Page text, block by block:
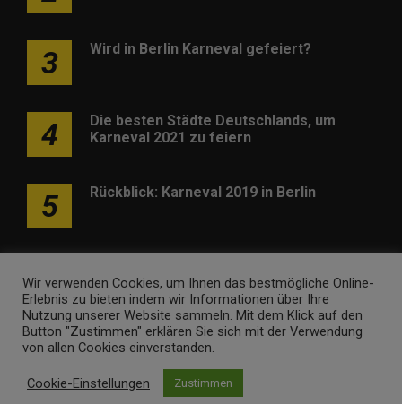
3 Wird in Berlin Karneval gefeiert?
4
Die besten Städte Deutschlands, um
Karneval 2021 zu feiern
5 Rückblick: Karneval 2019 in Berlin
Werben Kontakt Impressum Newsletter
Ventures. Webseitenbetreiber ist
Wir verwenden Cookies, um Ihnen das bestmögliche Online-
Erlebnis zu bieten indem wir Informationen über Ihre
Nutzung unserer Website sammeln. Mit dem Klick auf den
Button "Zustimmen" erklären Sie sich mit der Verwendung
von allen Cookies einverstanden.
Cookie-Einstellungen Zustimmen